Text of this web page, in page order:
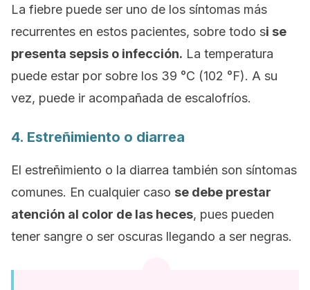
La fiebre puede ser uno de los síntomas más
recurrentes en estos pacientes, sobre todo si se
presenta sepsis o infección. La temperatura
puede estar por sobre los 39 °C (102 °F). A su
vez, puede ir acompañada de escalofríos.
4. Estreñimiento o diarrea
El estreñimiento o la diarrea también son síntomas
comunes. En cualquier caso se debe prestar
atención al color de las heces, pues pueden
tener sangre o ser oscuras llegando a ser negras.